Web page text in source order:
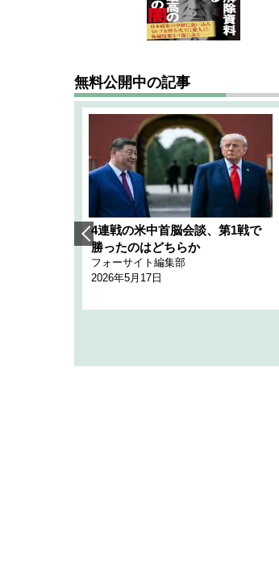
無料公開中の記事
4連戦の米中首脳会談、第1戦で
勝ったのはどちらか
フォーサイト編集部
2026年5月17日